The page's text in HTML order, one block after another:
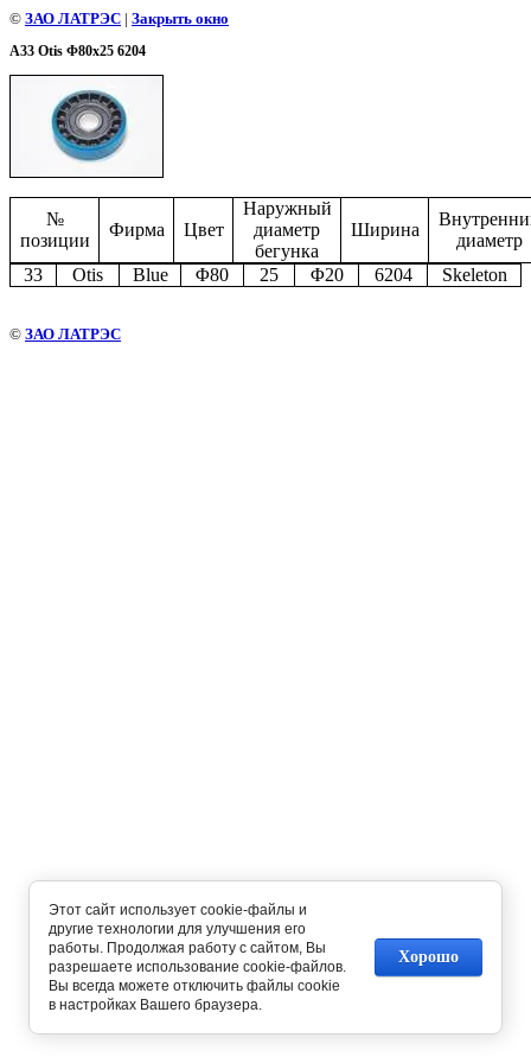
© ЗАО ЛАТРЭС | Закрыть окно
A33 Otis Φ80x25 6204
№
позиции
Фирма Цвет
Наружный
диаметр
бегунка
Ширина
диаметр
33
Otis Blue Φ80 25 Φ20 6204 Skeleton
© ЗАО ЛАТРЭС
Этот сайт использует cookie-файлы и
другие технологии для улучшения его
работы. Продолжая работу с сайтом, Вы
разрешаете использование cookie-файлов.
Вы всегда можете отключить файлы cookie
в настройках Вашего браузера.
Хорошо